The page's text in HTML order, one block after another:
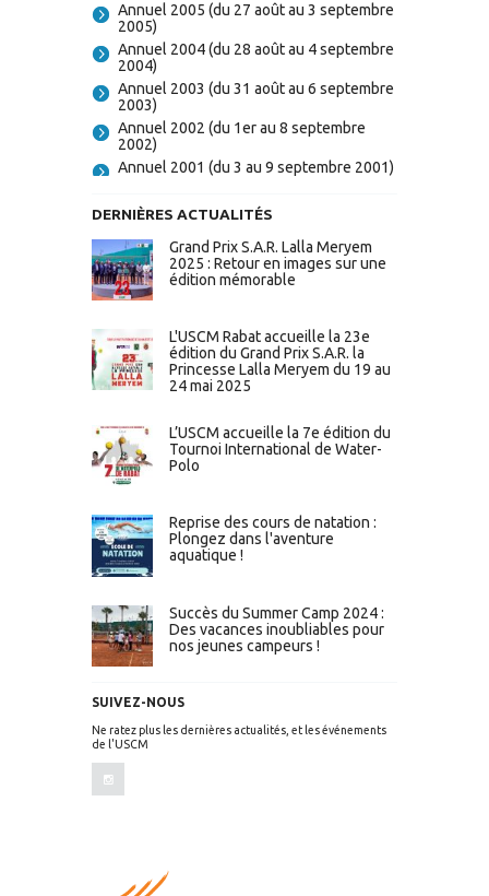
Annuel 2005 (du 27 août au 3 septembre
2005)
Annuel 2004 (du 28 août au 4 septembre
2004)
Annuel 2003 (du 31 août au 6 septembre
2003)
Annuel 2002 (du 1er au 8 septembre
2002)
Annuel 2001 (du 3 au 9 septembre 2001)
DERNIÈRES ACTUALITÉS
Grand Prix S.A.R. Lalla Meryem
2025 : Retour en images sur une
édition mémorable
L'USCM Rabat accueille la 23e
édition du Grand Prix S.A.R. la
Princesse Lalla Meryem du 19 au
24 mai 2025
L’USCM accueille la 7e édition du
Tournoi International de Water-
Polo
Reprise des cours de natation :
Plongez dans l'aventure
aquatique !
Succès du Summer Camp 2024 :
Des vacances inoubliables pour
nos jeunes campeurs !
SUIVEZ-NOUS
Ne ratez plus les dernières actualités, et les événements
de l'USCM